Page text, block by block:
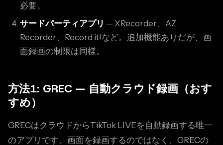
必要。
サードパーティアプリ — XRecorder、AZ
Recorder、Record it!など。追加機能ありだが、画
面録画の制限は同様。
方法1: GREC — 自動クラウド録画（おす
すめ）
GRECはクラウドからTikTok LIVEを自動録画する唯一
のアプリです。画面を録画するのではなく、GRECの